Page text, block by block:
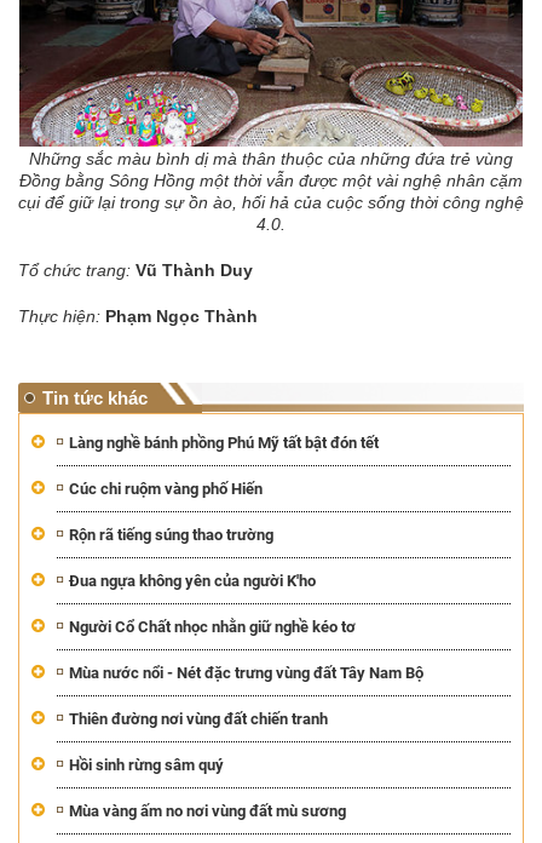
Những sắc màu bình dị mà thân thuộc của những đứa trẻ vùng
Đồng bằng Sông Hồng một thời vẫn được một vài nghệ nhân cặm
cụi để giữ lại trong sự ồn ào, hối hả của cuộc sống thời công nghệ
4.0.
Tổ chức trang: Vũ Thành Duy
Thực hiện: Phạm Ngọc Thành
Tin tức khác
Làng nghề bánh phồng Phú Mỹ tất bật đón tết
Cúc chi ruộm vàng phố Hiến
Rộn rã tiếng súng thao trường
Đua ngựa không yên của người K'ho
Người Cổ Chất nhọc nhằn giữ nghề kéo tơ
Mùa nước nổi - Nét đặc trưng vùng đất Tây Nam Bộ
Thiên đường nơi vùng đất chiến tranh
Hồi sinh rừng sâm quý
Mùa vàng ấm no nơi vùng đất mù sương